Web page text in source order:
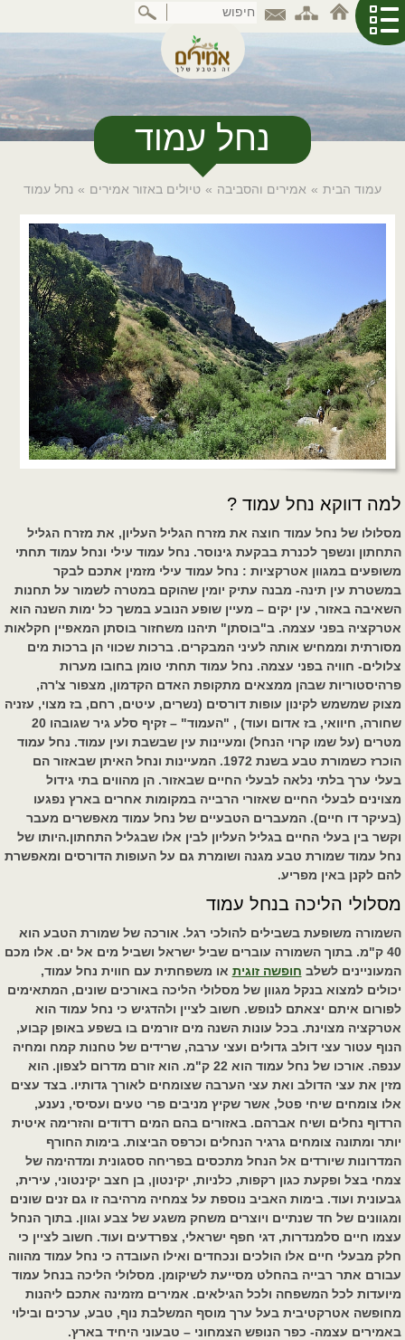
נחל עמוד
עמוד הבית » אמירים והסביבה » טיולים באזור אמירים » נחל עמוד
למה דווקא נחל עמוד ?
מסלולו של נחל עמוד חוצה את מזרח הגליל העליון, את מזרח הגליל
התחתון ונשפך לכנרת בבקעת גינוסר. נחל עמוד עילי ונחל עמוד תחתי
משופעים במגוון אטרקציות : נחל עמוד עילי מזמין אתכם לבקר
במשטרת עין תינה- מבנה עתיק יומין שהוקם במטרה לשמור על תחנות
השאיבה באזור, עין יקים – מעיין שופע הנובע במשך כל ימות השנה הוא
אטרקציה בפני עצמה. ב"בוסתן" תיהנו משחזור בוסתן המאפיין חקלאות
מסורתית וממחיש אותה לעיני המבקרים. ברכות שכווי הן ברכות מים
צלולים- חוויה בפני עצמה. נחל עמוד תחתי טומן בחובו מערות
פרהיסטוריות שבהן ממצאים מתקופת האדם הקדמון, מצפור צ'רה,
מצוק שמשמש לקינון עופות דורסים (נשרים, עיטים, רחם, בז מצוי, עזניה
שחורה, חיוואי, בז אדום ועוד) , "העמוד" – זקיף סלע גיר שגובהו 20
מטרים (על שמו קרוי הנחל) ומעיינות עין שבשבת ועין עמוד. נחל עמוד
הוכרז כשמורת טבע בשנת 1972. המעיינות ונחל האיתן שבאזור הם
בעלי ערך בלתי נלאה לבעלי החיים שבאזור. הן מהווים בתי גידול
מצוינים לבעלי החיים שאזורי הרבייה במקומות אחרים בארץ נפגעו
(בעיקר דו חיים). המעברים הטבעיים של נחל עמוד מאפשרים מעבר
וקשר בין בעלי החיים בגליל העליון לבין אלו שבגליל התחתון.היותו של
נחל עמוד שמורת טבע מגנה ושומרת גם על העופות הדורסים ומאפשרת
להם לקנן באין מפריע.
מסלולי הליכה בנחל עמוד
השמורה משופעת בשבילים להולכי רגל. אורכה של שמורת הטבע הוא
40 ק"מ. בתוך השמורה עוברים שביל ישראל ושביל מים אל ים. אלו מכם
המעוניינים לשלב חופשה זוגית או משפחתית עם חווית נחל עמוד,
יכולים למצוא בנקל מגוון של מסלולי הליכה באורכים שונים, המתאימים
לפורום איתם יצאתם לנופש. חשוב לציין ולהדגיש כי נחל עמוד הוא
אטרקציה מצוינת. בכל עונות השנה מים זורמים בו בשפע באופן קבוע,
הנוף עטור עצי דולב גדולים ועצי ערבה, שרידים של טחנות קמח ומחיה
ענפה. אורכו של נחל עמוד הוא 22 ק"מ. הוא זורם מדרום לצפון. הוא
מזין את עצי הדולב ואת עצי הערבה שצומחים לאורך גדותיו. בצד עצים
אלו צומחים שיחי פטל, אשר שקיץ מניבים פרי טעים ועסיסי, נענע,
הרדוף נחלים ושיח אברהם. באזורים בהם המים רדודים והזרימה איטית
יותר ומתונה צומחים גרגיר הנחלים וכרפס הביצות. בימות החורף
המדרונות שיורדים אל הנחל מתכסים בפריחה ססגונית ומדהימה של
צמחי בצל ופקעת כגון רקפות, כלניות, יקינטון, בן חצב יקינטוני, עירית,
גבעונית ועוד. בימות האביב נוספת על צמחיה מרהיבה זו גם זנים שונים
ומגוונים של חד שנתיים ויוצרים משחק משגע של צבע וגוון. בתוך הנחל
עצמו חיים סלמנדרות, דגי חפף ישראלי, צפרדעים ועוד. חשוב לציין כי
חלק מבעלי חיים אלו הולכים ונכחדים ואילו העובדה כי נחל עמוד מהווה
עבורם אתר רבייה בהחלט מסייעת לשיקומן. מסלולי הליכה בנחל עמוד
מיועדות לכל המשפחה ולכל הגילאים. אמירים מזמינה אתכם ליהנות
מחופשה אטרקטיבית בעל ערך מוסף המשלבת נוף, טבע, ערכים ובילוי
באמירים עצמה- כפר הנופש הצמחוני – טבעוני היחיד בארץ.